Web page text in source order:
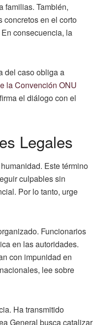
familias. También,
concretos en el corto
consecuencia, la
del caso obliga a
la Convención ONU
el diálogo con el
Legales
Este término
culpables sin
Por lo tanto, urge
Funcionarios
en las autoridades.
con impunidad en
lee sobre
Ha transmitido
General busca catalizar